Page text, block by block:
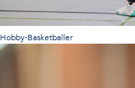
Hobby-Basketballer